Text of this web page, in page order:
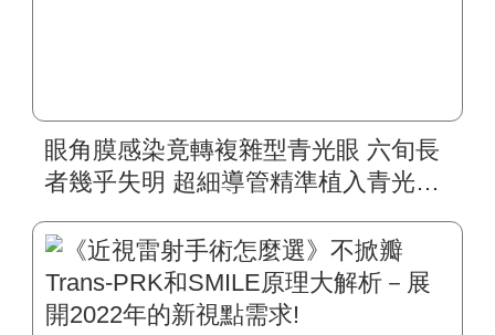
眼角膜感染竟轉複雜型青光眼 六旬長
者幾乎失明 超細導管精準植入青光眼